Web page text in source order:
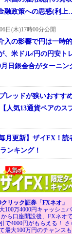
融政策への思惑(利上
日(木)17時00分公開
入の影響で円は一時
、米ドル/円の円安ト
月日銀会合がターニ
レッドが狭いおすす
人気13通貨ペアのス
毎月更新】ザイFX！読
ンキング！
リック証券「FXネオ」
大100万4000円キャッシュ
ら口座開設後、FXネオ
で4000円がもらえる！
最大100万円のチャンスも